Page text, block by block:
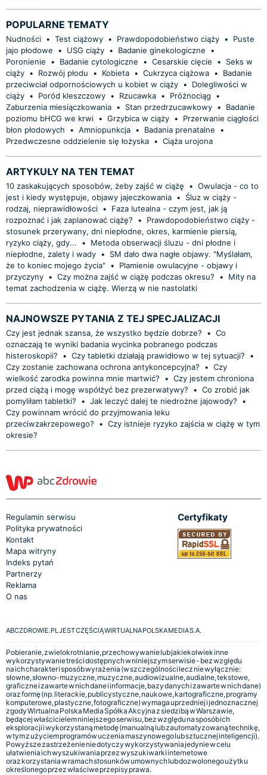
POPULARNE TEMATY
Nudności • Test ciążowy • Prawdopodobieństwo ciąży •
Puste
jajo płodowe
• USG ciąży • Badanie ginekologiczne
•
Poronienie
• Badanie cytologiczne • Cesarskie cięcie •
Seks w
ciąży • Rozwój płodu • Kobieta • Cukrzyca ciążowa •
Badanie
przeciwciał odpornościowych u kobiet w ciąży •
Dolegliwości w
ciąży • Poród kleszczowy • Rzucawka • Próżnociąg
•
Zaburzenia miesiączkowania • Stan przedrzucawkowy •
Badanie
poziomu bHCG we krwi • Grzybica w ciąży •
Przerwanie ciągłości
błon płodowych
• Amniopunkcja • Badania prenatalne
•
Przedwczesne oddzielenie się łożyska • Ciąża urojona
ARTYKUŁY NA TEN TEMAT
10 zaskakujących sposobów, żeby zajść w ciążę • Owulacja - co to
jest i kiedy występuje, objawy jajeczkowania •
Śluz w ciąży -
rodzaj, nieprawidłowości •
Faza lutealna - czym jest, jak ją
rozpoznać i jak zaplanować ciążę?
•
Prawdopodobieństwo ciąży -
stosunek przerywany, dni niepłodne, okres, karmienie piersią,
ryzyko ciąży, gdy...
•
Metoda obserwacji śluzu - dni płodne i
niepłodne, zalety i wady •
SM dało dwa nagłe objawy. "Myślałam,
że to koniec mojego życia" •
Plamienie owulacyjne - objawy i
przyczyny • Czy można zajść w ciążę podczas okresu? •
Mity na
temat zachodzenia w ciążę. Wierzą w nie nastolatki
NAJNOWSZE PYTANIA Z TEJ SPECJALIZACJI
Czy jest jednak szansa, że wszystko będzie dobrze? • Co
oznaczają te wyniki badania wycinka pobranego podczas
histeroskopii?
• Czy tabletki działają prawidłowo w tej sytuacji?
•
Czy zostanie zachowana ochrona antykoncepcyjna?
• Czy
wielkość zarodka powinna mnie martwić?
• Czy jestem chroniona
przed ciążą i mogę współżyć bez prezerwatywy?
• Co zrobić jak
pomyliłam tabletki?
• Jak leczyć dalej te niedrożne jajowody?
•
Czy powinnam wrócić do przyjmowania leku
przeciwzakrzepowego?
• Czy istnieje ryzyko zajścia w ciążę w tym
okresie?
Regulamin serwisu
Polityka prywatności
Kontakt
Mapa witryny
Indeks pytań
Partnerzy
Reklama
O nas
Certyfikaty
ABCZDROWIE.PL JEST CZĘŚCIĄ WIRTUALNA POLSKA MEDIA S.A.
Pobieranie, zwielokrotnianie, przechowywanie lub jakiekolwiek inne
wykorzystywanie treści dostępnych w niniejszym serwisie - bez względu
na ich charakter i sposób wyrażenia (w szczególności lecz nie wyłącznie:
słowne, słowno-muzyczne, muzyczne, audiowizualne, audialne, tekstowe,
graficzne i zawarte w nich dane i informacje, bazy danych i zawarte w nich dane)
oraz formę (np. literackie, publicystyczne, naukowe, kartograficzne, programy
komputerowe, plastyczne, fotograficzne) wymaga uprzedniej i jednoznacznej
zgody Wirtualna Polska Media Spółka Akcyjna z siedzibą w Warszawie,
będącej właścicielem niniejszego serwisu, bez względu na sposób ich
eksploracji i wykorzystaną metodę (manualną lub zautomatyzowaną technikę,
w tym z użyciem programów uczenia maszynowego lub sztucznej inteligencji).
Powyższe zastrzeżenie nie dotyczy wykorzystywania jedynie w celu
ułatwienia ich wyszukiwania przez wyszukiwarki internetowe
oraz korzystania w ramach stosunków umownych lub dozwolonego użytku
określonego przez właściwe przepisy prawa.